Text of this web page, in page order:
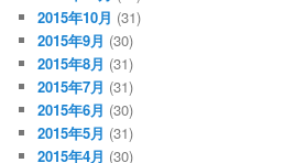
2015年10月 (31)
2015年9月 (30)
2015年8月 (31)
2015年7月 (31)
2015年6月 (30)
2015年5月 (31)
2015年4月 (30)